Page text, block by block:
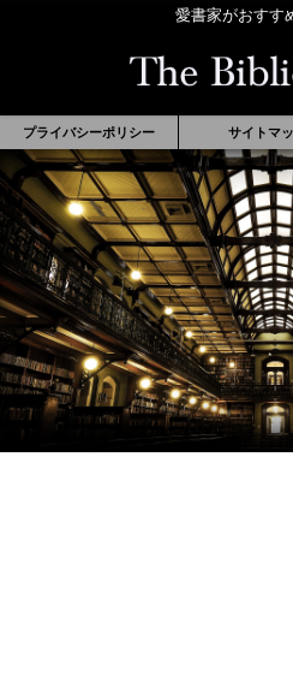
愛書家がおすす
プライバシーポリシー サイトマ